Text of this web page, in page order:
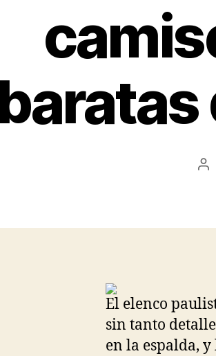
El elenco
sin tanto
en la espalda,